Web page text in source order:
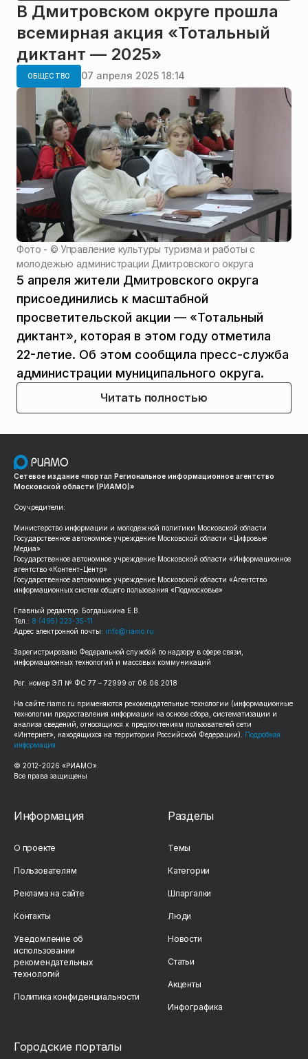
В Дмитровском округе прошла
всемирная акция «Тотальный
диктант — 2025»
ОБЩЕСТВО 07 апреля 2025 18:14
Фото - ©Управление культуры туризма и работы с
молодежью администрации Дмитровского округа
5 апреля жители Дмитровского округа
присоединились к масштабной
просветительской акции — «Тотальный
диктант», которая в этом году отметила
22-летие. Об этом сообщила пресс-служба
администрации муниципального округа.
Читать полностью
Сетевое издание «портал Региональное информационное агентство
Московской области (РИАМО)»
Соучредители:
Министерство информации и молодежной политики Московской области
Государственное автономное учреждение Московской области «Цифровые
Медиа»
Государственное автономное учреждение Московской области «Информационное
агентство «Контент-Центр»
Государственное автономное учреждение Московской области «Агентство
информационных систем общего пользования «Подмосковье»
Главный редактор: Богдашкина Е.В.
Тел.: 8 (495) 223-35-11
Адрес электронной почты: info@riamo.ru
Зарегистрировано Федеральной службой по надзору в сфере связи,
информационных технологий и массовых коммуникаций
Рег. номер ЭЛ № ФС 77 – 72999 от 06.06.2018
На сайте riamo.ru применяются рекомендательные технологии (информационные
технологии предоставления информации на основе сбора, систематизации и
анализа сведений, относящихся к предпочтениям пользователей сети
«Интернет», находящихся на территории Российской Федерации). Подробная
информация
© 2012-2026 «РИАМО».
Все права защищены
Информация
О проекте
Пользователям
Реклама на сайте
Контакты
Уведомление об
использовании
рекомендательных
технологий
Политика конфиденциальности
Разделы
Темы
Категории
Шпаргалки
Люди
Новости
Статьи
Акценты
Инфографика
Городские порталы